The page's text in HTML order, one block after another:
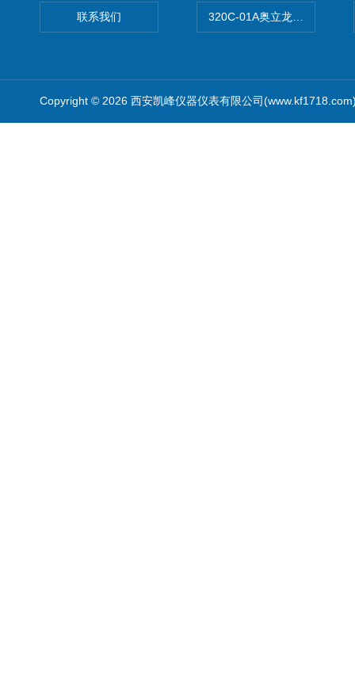
联系我们 320C-01A奥立龙实验室便携
Copyright © 2026 西安凯峰仪器仪表有限公司